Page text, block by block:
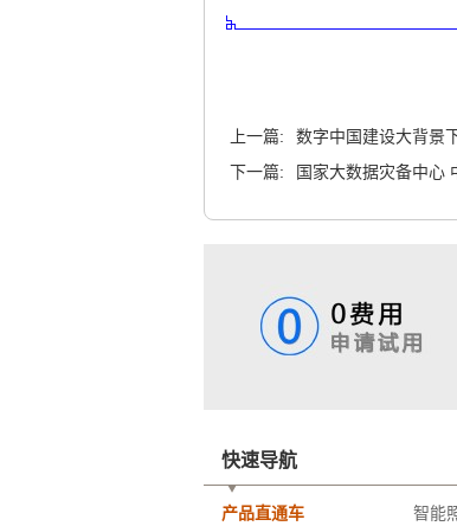
上一篇:
数字中国建设大背景
下一篇:
国家大数据灾备中心
快速导航
产品直通车 智能